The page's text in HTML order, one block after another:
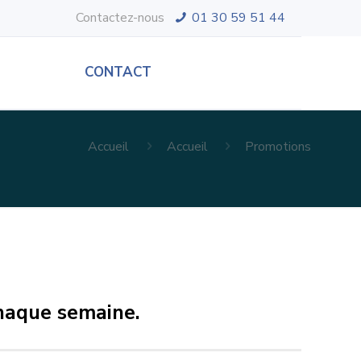
Contactez-nous 01 30 59 51 44
CONTACT
Accueil Accueil Promotions
semaine.